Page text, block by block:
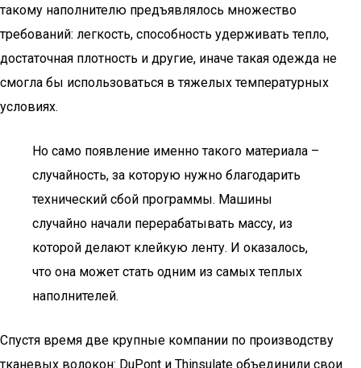
такому наполнителю предъявлялось множество
требований: легкость, способность удерживать тепло,
достаточная плотность и другие, иначе такая одежда не
смогла бы использоваться в тяжелых температурных
условиях.
Но само появление именно такого материала –
случайность, за которую нужно благодарить
технический сбой программы. Машины
случайно начали перерабатывать массу, из
которой делают клейкую ленту. И оказалось,
что она может стать одним из самых теплых
наполнителей.
Спустя время две крупные компании по производству
тканевых волокон: DuPont и Thinsulate объединили свои